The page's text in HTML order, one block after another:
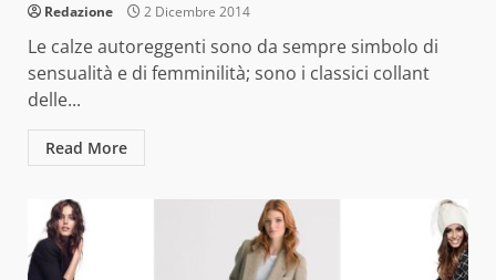
Redazione 2 Dicembre 2014
Le calze autoreggenti sono da sempre simbolo di
sensualità e di femminilità; sono i classici collant
delle...
Read More